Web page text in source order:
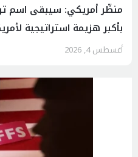
منظّر أمريكي: سيبقى اسم
بأكبر هزيمة استراتيجية
أغسطس 4, 2026